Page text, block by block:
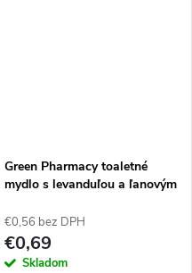
Green Pharmacy toaletné
mydlo s levanduľou a ľanovým
€0,56 bez DPH
€0,69
Skladom